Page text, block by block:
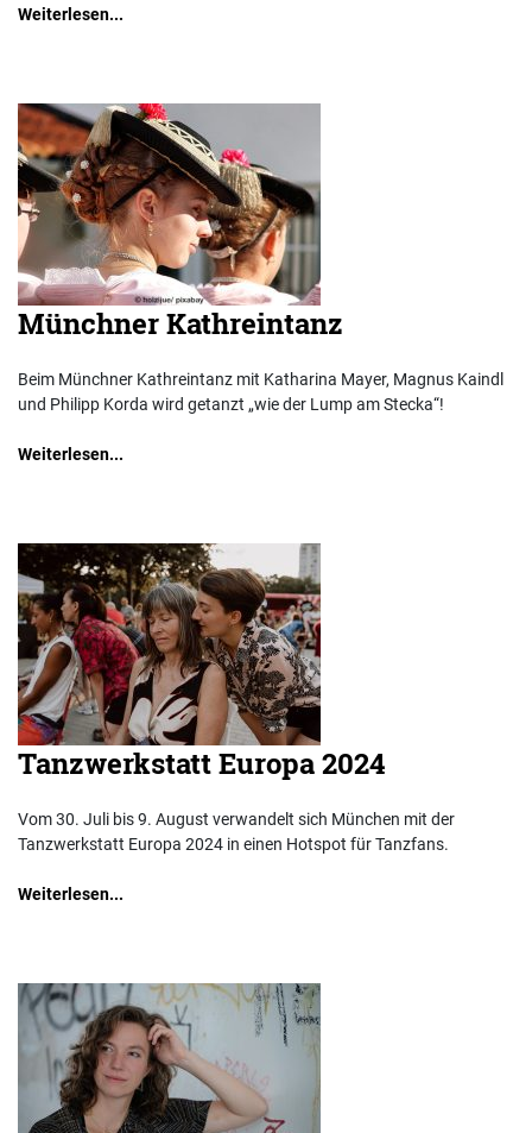
Weiterlesen...
Münchner Kathreintanz
Beim Münchner Kathreintanz mit Katharina Mayer, Magnus Kaindl
und Philipp Korda wird getanzt „wie der Lump am Stecka“!
Weiterlesen...
Tanzwerkstatt Europa 2024
Vom 30. Juli bis 9. August verwandelt sich München mit der
Tanzwerkstatt Europa 2024 in einen Hotspot für Tanzfans.
Weiterlesen...